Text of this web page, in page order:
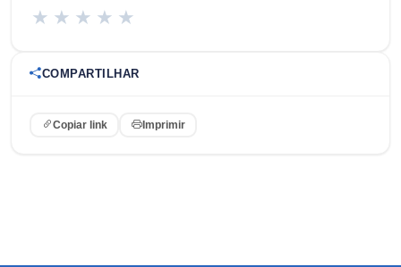
★ ★ ★ ★ ★
COMPARTILHAR
Copiar link Imprimir